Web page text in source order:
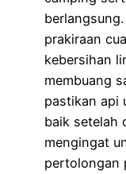
prakiraan
kebersihan
membuang
pastikan api
baik setelah
mengingat
pertolongan